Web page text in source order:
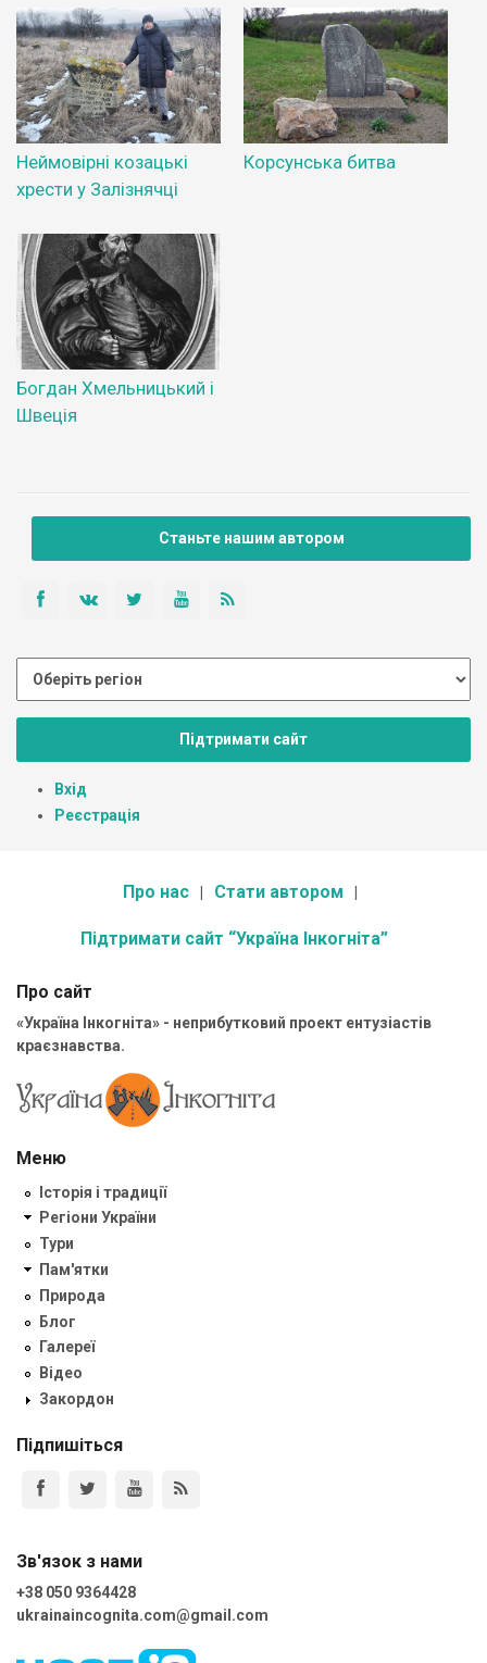
Неймовірні козацькі
хрести у Залізнячці
Корсунська битва
Богдан Хмельницький і
Швеція
Станьте нашим автором
Підтримати сайт
Вхід
Реєстрація
Про нас Стати автором
Підтримати сайт “Україна Інкогніта”
Про сайт
«Україна Інкогніта» - неприбутковий проект ентузіастів
краєзнавства.
Меню
Історія і традиції
Регіони України
Тури
Пам'ятки
Природа
Блог
Галереї
Відео
Закордон
Підпишіться
Зв'язок з нами
+38 050 9364428
ukrainaincognita.com@gmail.com